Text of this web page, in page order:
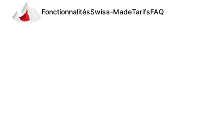
FonctionnalitésSwiss-MadeTarifsFAQ